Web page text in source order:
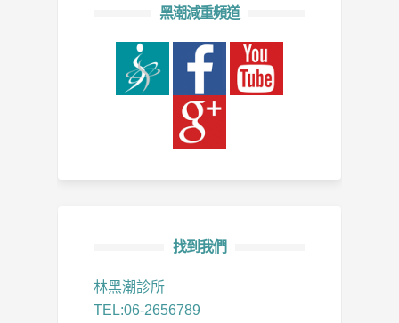
黑潮減重頻道
找到我們
林黑潮診所
TEL:06-2656789